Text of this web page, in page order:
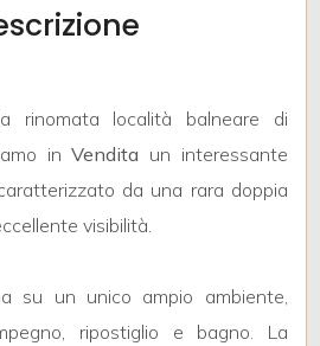
rinomata località balneare di
inVendita un interessante
da una rara doppia
visibilità.
su un unico ampio ambiente,
ripostiglio e bagno. La